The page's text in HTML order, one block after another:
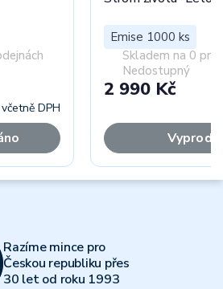
včetně DPH
Emise 1000 ks
Skladem na 0
Nedostupný
2 990 Kč
Razíme mince pro
Českou republiku přes
30 let od roku 1993